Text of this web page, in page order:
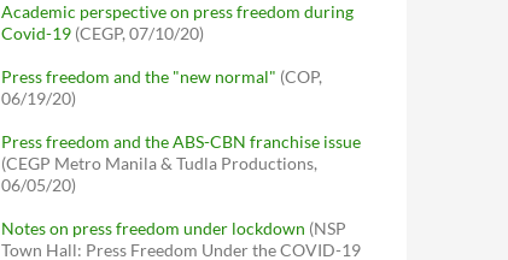
Academic perspective on press freedom during
Covid-19 (CEGP, 07/10/20)
Press freedom and the "new normal" (COP,
06/19/20)
Press freedom and the ABS-CBN franchise issue
(CEGP Metro Manila & Tudla Productions,
06/05/20)
Notes on press freedom under lockdown (NSP
Town Hall: Press Freedom Under the COVID-19